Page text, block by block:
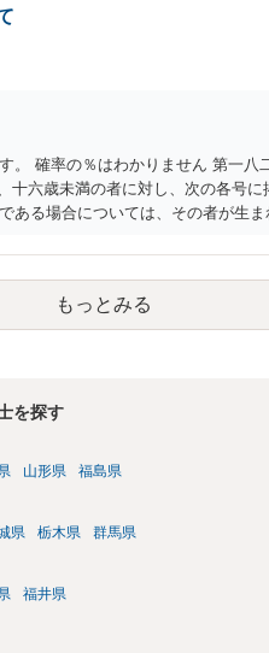
となった場合は、実際の弁護士費
。 確率の％はわかりません 第一八
六歳未満の者に対し、次の各号に
ある場合については、その者が生
拒まれたにもかかわらず、反復
込み若しくは約束をして面会を要
未満の者と面会をした者は、二年以
もっとみる
を探す
山形県 福島県
県 栃木県 群馬県
福井県